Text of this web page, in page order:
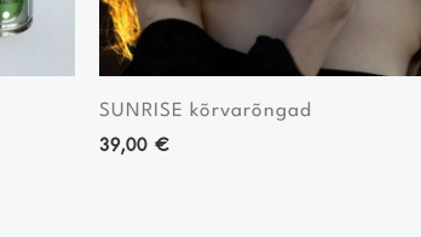
SUNRISE kõrvarõngad
39,00 €